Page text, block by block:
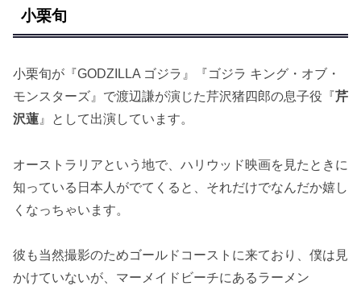
小栗旬
小栗旬が『GODZILLA ゴジラ』『ゴジラ キング・オブ・
モンスターズ』で渡辺謙が演じた芹沢猪四郎の息子役『芹
沢蓮 』として出演しています。
オーストラリアという地で、ハリウッド映画を見たときに
知っている日本人がでてくると、それだけでなんだか嬉し
くなっちゃいます。
彼も当然撮影のためゴールドコーストに来ており、僕は見
かけていないが、マーメイドビーチにあるラーメン